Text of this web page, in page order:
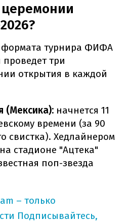
формата турнира ФИФА
три
открытия в каждой
(Мексика): начнется 11
времени (за 90
свистка). Хедлайнером
стадионе "Ацтека"
поп-звезда
– только
Подписывайтесь,